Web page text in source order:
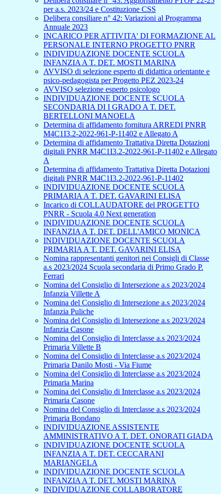
per a.s. 2023/24 e Costituzione CSS
Delibera consiliare n° 42: Variazioni al Programma
Annuale 2023
INCARICO PER ATTIVITA' DI FORMAZIONE AL
PERSONALE INTERNO PROGETTO PNRR
INDIVIDUAZIONE DOCENTE SCUOLA
INFANZIA A T. DET. MOSTI MARINA
AVVISO di selezione esperto di didattica orientante e
psico-pedagogista per Progetto PEZ 2023-24
AVVISO selezione esperto psicologo
INDIVIDUAZIONE DOCENTE SCUOLA
SECONDARIA DI I GRADO A T. DET.
BERTELLONI MANOELA
Determina di affidamento fornitura ARREDI PNRR
M4C1I3.2-2022-961-P-11402 e Allegato A
Determina di affidamento Trattativa Diretta Dotazioni
digitali PNRR M4C1I3.2-2022-961-P-11402 e Allegato
A
Determina di affidamento Trattativa Diretta Dotazioni
digitali PNRR M4C1I3.2-2022-961-P-11402
INDIVIDUAZIONE DOCENTE SCUOLA
PRIMARIA A T. DET. GAVARINI ELISA
Incarico di COLLAUDATORE del PROGETTO
PNRR - Scuola 4.0 Next generation
INDIVIDUAZIONE DOCENTE SCUOLA
INFANZIA A T. DET. DELL'AMICO MONICA
INDIVIDUAZIONE DOCENTE SCUOLA
PRIMARIA A T. DET. GAVARINI ELISA
Nomina rappresentanti genitori nei Consigli di Classe
a.s 2023/2024 Scuola secondaria di Primo Grado P.
Ferrari
Nomina del Consiglio di Intersezione a.s 2023/2024
Infanzia Villette A
Nomina del Consiglio di Intersezione a.s 2023/2024
Infanzia Puliche
Nomina del Consiglio di Intersezione a.s 2023/2024
Infanzia Casone
Nomina del Consiglio di Interclasse a.s 2023/2024
Primaria Villette B
Nomina del Consiglio di Interclasse a.s 2023/2024
Primaria Danilo Mosti - Via Fiume
Nomina del Consiglio di Interclasse a.s 2023/2024
Primaria Marina
Nomina del Consiglio di Interclasse a.s 2023/2024
Primaria Casone
Nomina del Consiglio di Interclasse a.s 2023/2024
Primaria Bondano
INDIVIDUAZIONE ASSISTENTE
AMMINISTRATIVO A T. DET. ONORATI GIADA
INDIVIDUAZIONE DOCENTE SCUOLA
INFANZIA A T. DET. CECCARANI
MARIANGELA
INDIVIDUAZIONE DOCENTE SCUOLA
INFANZIA A T. DET. MOSTI MARINA
INDIVIDUAZIONE COLLABORATORE